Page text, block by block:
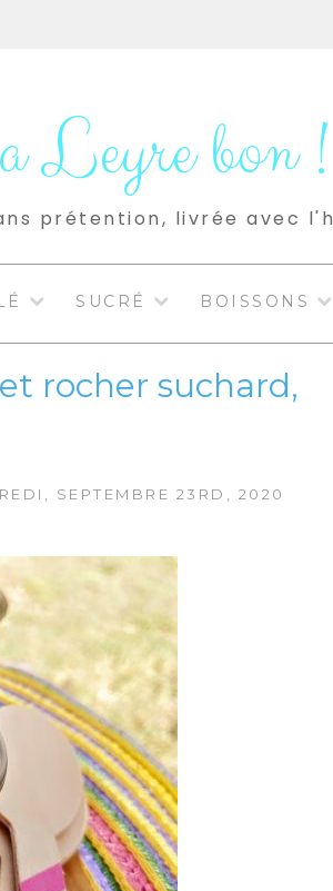
Leyre bon !
prétention, livrée avec
SUCRÉ BOISSONS
rocher suchard,
SEPTEMBRE 23RD, 2020